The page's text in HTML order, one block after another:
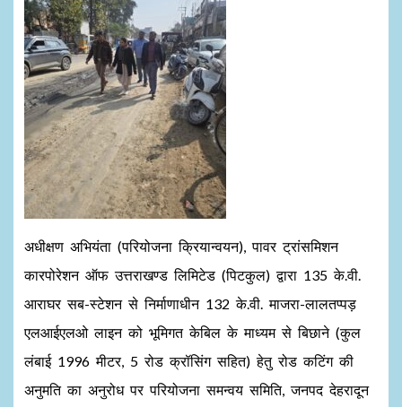
अधीक्षण अभियंता (परियोजना क्रियान्वयन), पावर ट्रांसमिशन
कारपोरेशन ऑफ उत्तराखण्ड लिमिटेड (पिटकुल) द्वारा 135 के.वी.
आराघर सब-स्टेशन से निर्माणाधीन 132 के.वी. माजरा-लालतप्पड़
एलआईएलओ लाइन को भूमिगत केबिल के माध्यम से बिछाने (कुल
लंबाई 1996 मीटर, 5 रोड क्रॉसिंग सहित) हेतु रोड कटिंग की
अनुमति का अनुरोध पर परियोजना समन्वय समिति, जनपद देहरादून